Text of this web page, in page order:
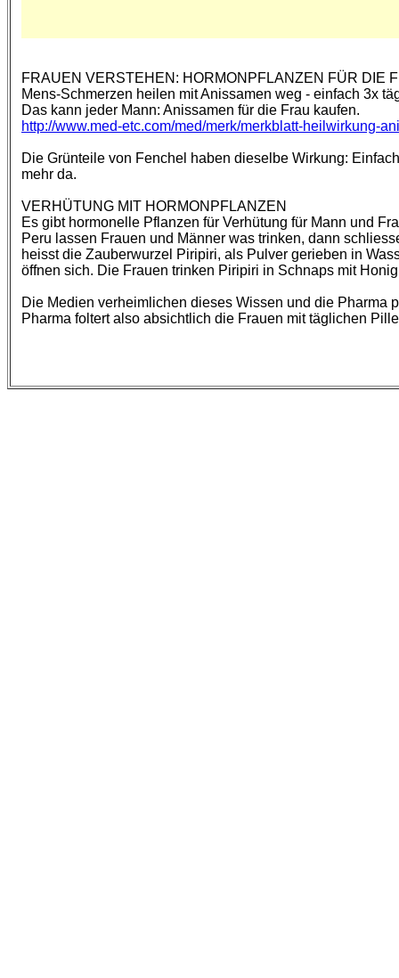
FRAUEN VERSTEHEN: HORMONPFLANZEN FÜR DIE
Mens-Schmerzen heilen mit Anissamen weg - einfach 3x
Das kann jeder Mann: Anissamen für die Frau kaufen.
http://www.med-etc.com/med/merk/merkblatt-heilwirkung-
Die Grünteile von Fenchel haben dieselbe Wirkung:
mehr da.
VERHÜTUNG MIT HORMONPFLANZEN
Es gibt hormonelle Pflanzen für Verhütung für Mann und
Peru lassen Frauen und Männer was trinken, dann
heisst die Zauberwurzel Piripiri, als Pulver gerieben in
öffnen sich. Die Frauen trinken Piripiri in Schnaps mit
Die Medien verheimlichen dieses Wissen und die
Pharma foltert also absichtlich die Frauen mit täglichen